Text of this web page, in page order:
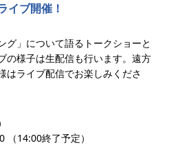
イブ開催！
グ」について語るトークショーと
の様子は生配信も行います。遠方
はライブ配信でお楽しみくださ
14:00終了予定）